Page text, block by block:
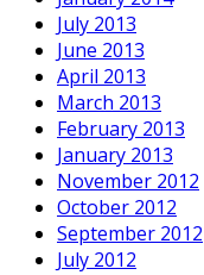
July 2013
June 2013
April 2013
March 2013
February 2013
January 2013
November 2012
October 2012
September 2012
July 2012